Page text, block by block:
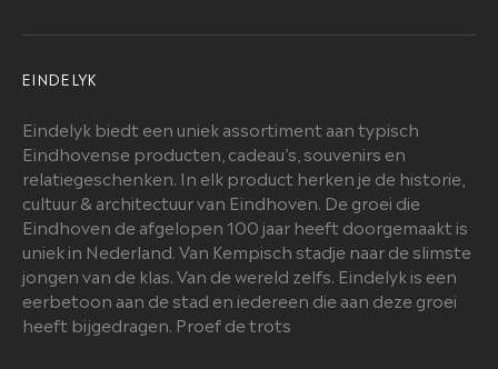
EINDELYK
Eindelyk biedt een uniek assortiment aan typisch
Eindhovense producten, cadeau’s, souvenirs en
relatiegeschenken. In elk product herken je de historie,
cultuur & architectuur van Eindhoven. De groei die
Eindhoven de afgelopen 100 jaar heeft doorgemaakt is
uniek in Nederland. Van Kempisch stadje naar de slimste
jongen van de klas. Van de wereld zelfs. Eindelyk is een
eerbetoon aan de stad en iedereen die aan deze groei
heeft bijgedragen. Proef de trots